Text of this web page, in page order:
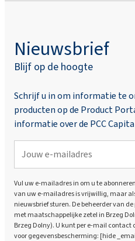
Nieuwsbrief
Blijf op de hoogte
Schrijf u in om informatie te
producten op de Product
informatie over de PCC
Vul uw e-mailadres in om u te
van uw e-mailadres is vrijwillig, maar
nieuwsbrief sturen. De beheerder van de
met maatschappelijke zetel in Brzeg
Brzeg Dolny). U kunt per e-mail
voor gegevensbescherming: [hide